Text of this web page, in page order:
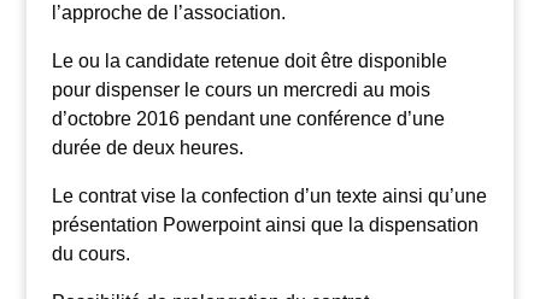
l’approche de l’association.
Le ou la candidate retenue doit être disponible
pour dispenser le cours un mercredi au mois
d’octobre 2016 pendant une conférence d’une
durée de deux heures.
Le contrat vise la confection d’un texte ainsi qu’une
présentation Powerpoint ainsi que la dispensation
du cours.